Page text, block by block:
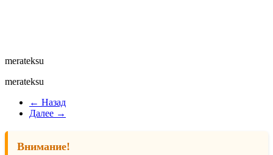
merateksu
merateksu
← Назад
Далее →
Внимание!